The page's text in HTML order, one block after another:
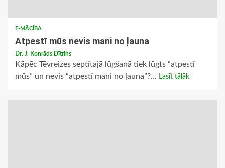
E-MĀCĪBA
Atpestī mūs nevis mani no ļauna
Dr. J. Konrāds Dītrihs
Kāpēc Tēvreizes septītajā lūgšanā tiek lūgts “atpestī
mūs” un nevis “atpestī mani no ļauna”?... Lasīt tālāk